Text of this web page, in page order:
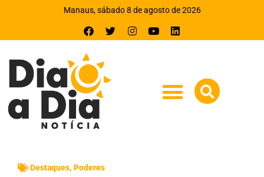
Manaus, sábado 8 de agosto de 2026
Destaques, Poderes